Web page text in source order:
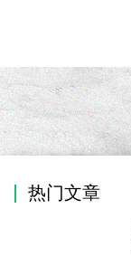
热门文章